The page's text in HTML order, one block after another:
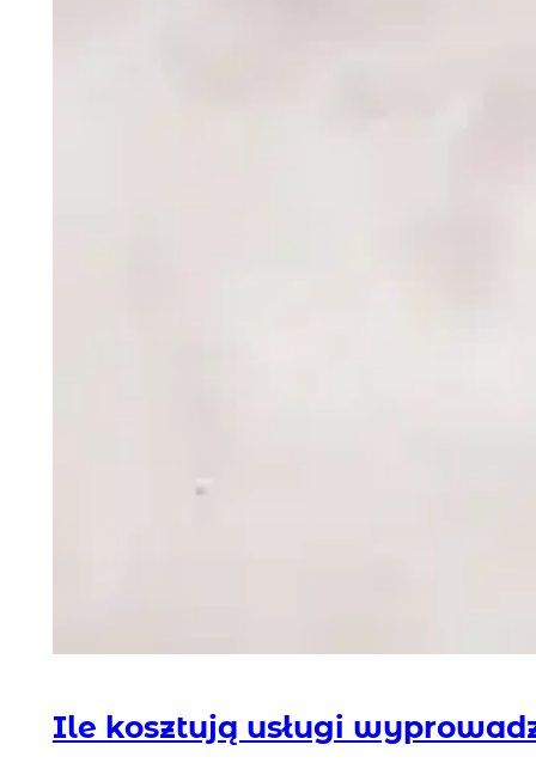
Ile kosztują usługi